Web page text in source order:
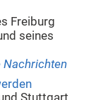
Freiburg
seines
Nachrichten